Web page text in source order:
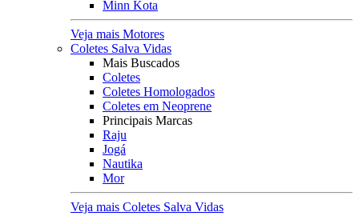
Minn Kota
Veja mais Motores
Coletes Salva Vidas
Mais Buscados
Coletes
Coletes Homologados
Coletes em Neoprene
Principais Marcas
Raju
Jogá
Nautika
Mor
Veja mais Coletes Salva Vidas